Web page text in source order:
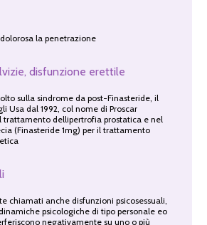
la penetrazione
disfunzione erettile
sulla sindrome da post-Finasteride, il
Usa dal 1992, col nome di Proscar
trattamento dellipertrofia prostatica e nel
(Finasteride 1mg) per il trattamento
chiamati anche disfunzioni psicosessuali,
psicologiche di tipo personale eo
negativamente su uno o più